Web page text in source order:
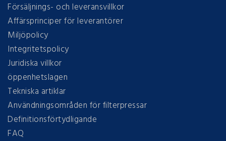
Försäljnings- och leveransvillkor
Affärsprinciper för leverantörer
Miljöpolicy
Integritetspolicy
Juridiska villkor
öppenhetslagen
Tekniska artiklar
Användningsområden för filterpressar
Definitionsförtydligande
FAQ